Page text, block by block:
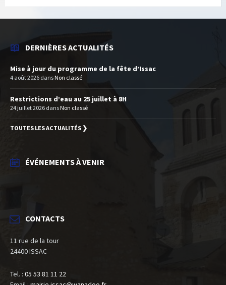
DERNIÈRES ACTUALITÉS
Mise à jour du programme de la fête d’Issac
4 août 2026 dansNon classé
Restrictions d’eau au 25 juillet à 8H
24 juillet 2026 dansNon classé
TOUTES LES ACTUALITÉS ❯
ÉVÉNEMENTS À VENIR
CONTACTS
11 rue de la tour
24400 ISSAC
Tel. : 05 53 81 11 22